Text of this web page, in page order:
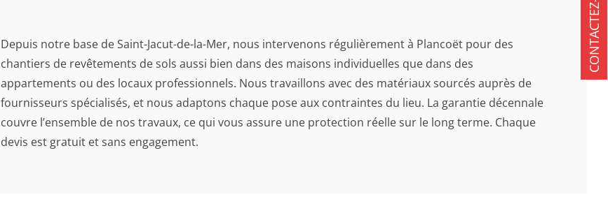
Depuis notre base de Saint-Jacut-de-la-Mer, nous intervenons régulièrement à Plancoët pour des
chantiers de revêtements de sols aussi bien dans des maisons individuelles que dans des
appartements ou des locaux professionnels. Nous travaillons avec des matériaux sourcés auprès de
fournisseurs spécialisés, et nous adaptons chaque pose aux contraintes du lieu. La garantie décennale
couvre l’ensemble de nos travaux, ce qui vous assure une protection réelle sur le long terme. Chaque
devis est gratuit et sans engagement.